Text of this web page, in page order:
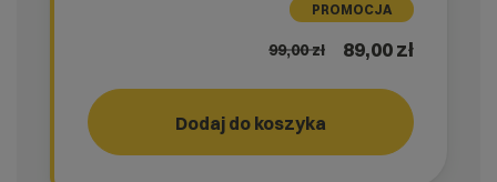
PROMOCJA
99,00zł 89,00 zł
Dodaj do koszyka START!